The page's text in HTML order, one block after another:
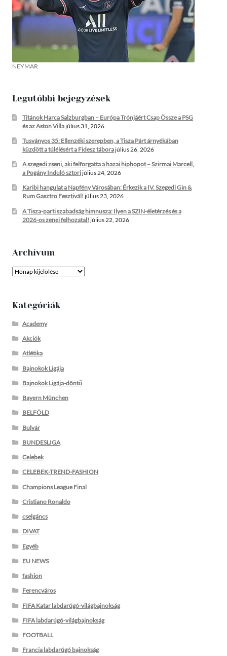
NEYMAR
Legutóbbi bejegyzések
Titánok Harca Salzburgban – Európa Trónjáért Csap Össze a PSG
és az Aston Villajúlius 31, 2026
Tusványos 35: Ellenzéki szerepben, a Tisza Párt árnyékában
küzdött a túlélésért a Fidesz táborajúlius 26, 2026
A szegedi zseni, aki felforgatta a hazai hiphopot – Szirmai Marcell,
a Pogány Induló sztorijúlius 24, 2026
Karibi hangulat a Napfény Városában: Érkezik a IV. Szegedi Gin &
Rum Gasztro Fesztivál! július 23, 2026
A Tisza-parti szabadság himnusza: Ilyen a SZIN-életérzés és a
2026-os zenei felhozatal! július 22, 2026
Archívum
Archívum
Kategóriák
Academy
Akciók
Atlétika
Bajnokok Ligája
Bajnokok Ligája-döntő
Bayern München
BELFÖLD
Bulvár
BUNDESLIGA
Celebek
CELEBEK-TREND-FASHION
Champions League Final
Cristiano Ronaldo
cselgáncs
DIVAT
Egyéb
EU NEWS
fashion
Ferencváros
FIFA Katar labdarúgó-világbajnokság
FIFA labdarúgó-világbajnokság
FOOTBALL
Francia labdarúgó bajnokság